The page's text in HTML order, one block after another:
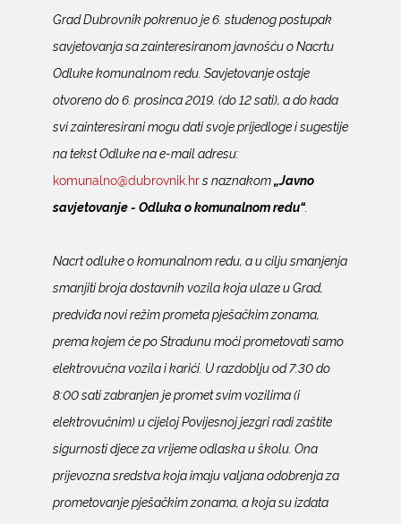
Grad Dubrovnik pokrenuo je 6. studenog postupak
savjetovanja sa zainteresiranom javnošću o Nacrtu
Odluke komunalnom redu. Savjetovanje ostaje
otvoreno do 6. prosinca 2019. (do 12 sati), a do kada
svi zainteresirani mogu dati svoje prijedloge i sugestije
na tekst Odluke na e-mail adresu:
komunalno@dubrovnik.hrs naznakom„Javno
savjetovanje - Odluka o komunalnom redu“.
Nacrt odluke o komunalnom redu, a u cilju smanjenja
smanjiti broja dostavnih vozila koja ulaze u Grad,
predviđa novi režim prometa pješačkim zonama,
prema kojem će po Stradunu moći prometovati samo
elektrovučna vozila i karići. U razdoblju od 7:30 do
8:00 sati zabranjen je promet svim vozilima (i
elektrovučnim) u cijeloj Povijesnoj jezgri radi zaštite
sigurnosti djece za vrijeme odlaska u školu. Ona
prijevozna sredstva koja imaju valjana odobrenja za
prometovanje pješačkim zonama, a koja su izdata